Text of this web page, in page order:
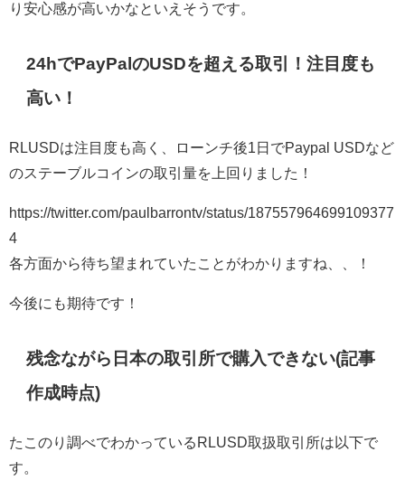
り安心感が高いかなといえそうです。
24hでPayPalのUSDを超える取引！注目度も
高い！
RLUSDは注目度も高く、ローンチ後1日でPaypal USDなど
のステーブルコインの取引量を上回りました！
https://twitter.com/paulbarrontv/status/187557964699109377
4
各方面から待ち望まれていたことがわかりますね、、！
今後にも期待です！
残念ながら日本の取引所で購入できない(記事
作成時点)
たこのり調べでわかっているRLUSD取扱取引所は以下で
す。